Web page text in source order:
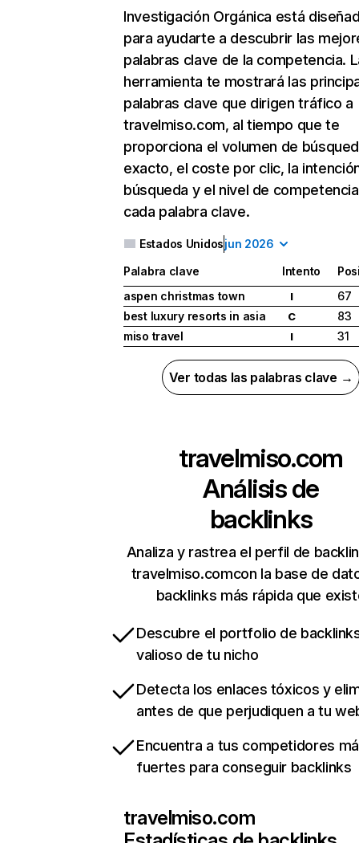
Investigación Orgánica está
para ayudarte a descubrir las
palabras clave de la competencia.
herramienta te mostrará las
palabras clave que dirigen tráfico a
travelmiso.com, al tiempo que te
proporciona el volumen de
exacto, el coste por clic, la
búsqueda y el nivel de
cada palabra clave.
Estados Unidosjun 2026
Palabra clave Intento
aspen christmas town
I
67
best luxury resorts in asia
C
83
miso travel
I 31
Ver todas las palabras clave →
travelmiso.com
Análisis de
backlinks
Analiza y rastrea el perfil de
travelmiso.comcon la base de
backlinks más rápida que
Descubre el portfolio de
valioso de tu nicho
Detecta los enlaces tóxicos y
antes de que perjudiquen a tu
Encuentra a tus competidores
fuertes para conseguir backlinks
travelmiso.com